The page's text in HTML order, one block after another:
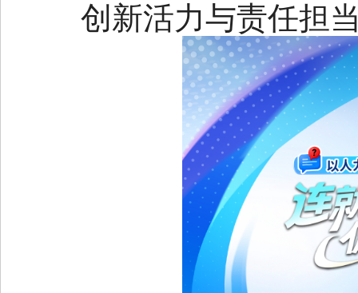
创新活力与责任担